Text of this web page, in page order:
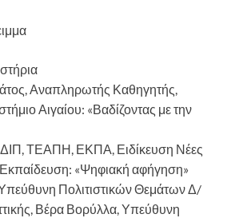
Αναπληρωτής Καθηγητής,
Αιγαίου: «Βαδίζοντας με την
ΤΕΑΠΗ, ΕΚΠΑ, Ειδίκευση Νέες
Εκπαίδευση: «Ψηφιακή αφήγηση»
Πολιτιστικών Θεμάτων Δ/
Βέρα Βορύλλα, Υπεύθυνη